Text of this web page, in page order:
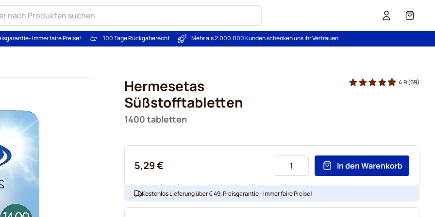
Cart
- Immer faire Preise! 100 Tage Rückgaberecht Mehr als 2.000.000 Kunden schenken uns ihr Vertrauen
Hermesetas
Süßstofftabletten
1400 tabletten
4.9(69)
5,29 € In den Warenkorb
Kostenlos Lieferung über € 49. Preisgarantie - Immer faire Preise!